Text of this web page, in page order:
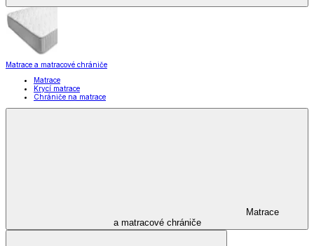
Matrace a matracové chrániče
Matrace
Krycí matrace
Chrániče na matrace
Matrace
a matracové chrániče